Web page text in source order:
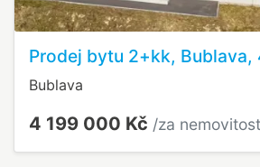
Prodej bytu 2+kk, Bublava,
Bublava
4 199 000 Kč /za nemovitost